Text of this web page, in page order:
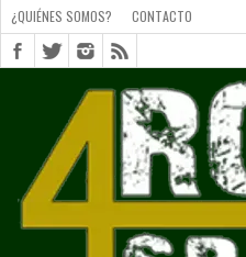
SOMOS?
CONTACTO
SHORTS
¿QUIÉNES SOMOS? CONTACTO